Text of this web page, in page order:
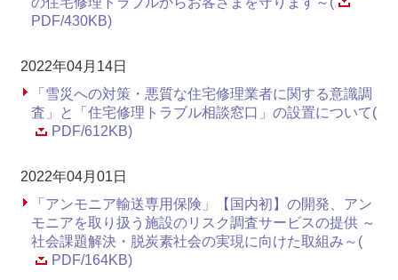
PDF/430KB)
2022年04月14日
「雪災への対策・悪質な住宅修理業者に関する意識調
査」と「住宅修理トラブル相談窓口」の設置について(
PDF/612KB)
2022年04月01日
「アンモニア輸送専用保険」【国内初】の開発、アン
モニアを取り扱う施設のリスク調査サービスの提供 ～
社会課題解決・脱炭素社会の実現に向けた取組み～(
PDF/164KB)